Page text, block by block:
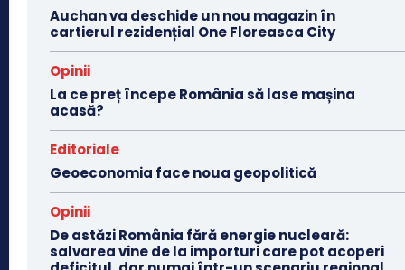
Auchan va deschide un nou magazin în
cartierul rezidențial One Floreasca City
Opinii
La ce preț începe România să lase mașina
acasă?
Editoriale
Geoeconomia face noua geopolitică
Opinii
De astăzi România fără energie nucleară:
salvarea vine de la importuri care pot acoperi